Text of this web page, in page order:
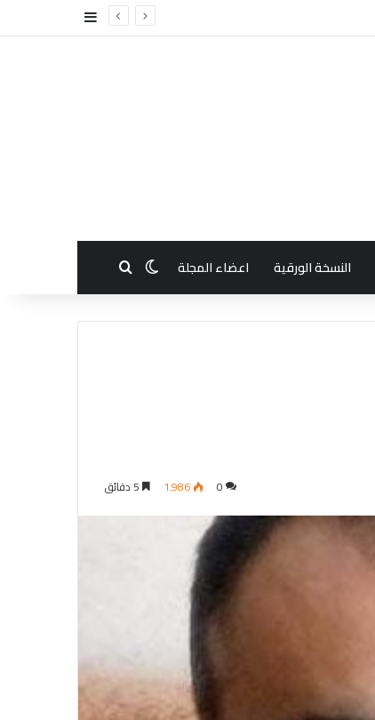
إضافة عمود
النسخة الورقية اعضاء المجلة الوضع المظلم
بحث عن
0 1٬986